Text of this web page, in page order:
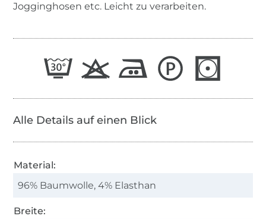
Jogginghosen etc. Leicht zu verarbeiten.
Alle Details auf einen Blick
Material:
96% Baumwolle, 4% Elasthan
Breite: